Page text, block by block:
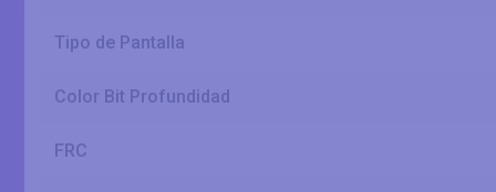
Tipo de Pantalla
Color Bit Profundidad
FRC